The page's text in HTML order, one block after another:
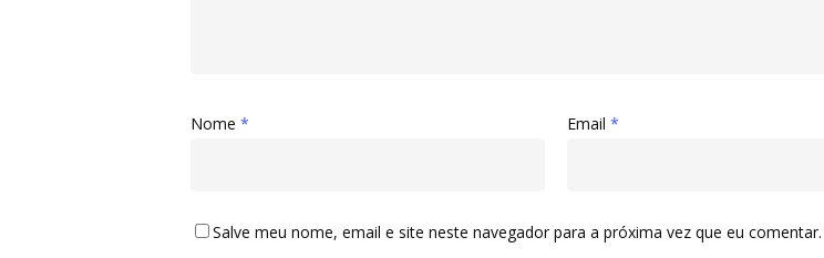
Nome * Email *
Salve meu nome, email e site neste navegador para a próxima vez que eu comentar.